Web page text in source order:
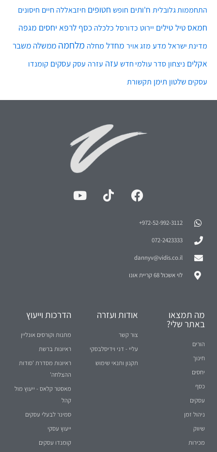
התחממות גלובלית ח'ותים חופש חטופים חיזבאללה חיים חיסונים
חמאס טיל טילים יירוט כדורסל כלכלה כסף לרפא יחסים מגפה
מדינת ישראל מדע מזג אויר מחדל מחלה מלחמה ממשלה משבר
אקלים ניצחון סדר עולמי חדש עזה עזרה עסק עסקים קומנדו
עסקים שלטון תימן תקשורת
972-52-992-3112⁩+
072-2423333
dannyv@vidis.co.il
לוי אשכול 68 קריית אונו
מה תמצאו
באתר שלי?
הורים
חינוך
יחסים
כסף
עסקים
ניהול זמן
שיווק
מכירות
אודות ועזרה
צור קשר
עליי - דני וידיסלבסקי
תקנון ותנאי שימוש
הדרכות וייעוץ
מתנות וקורסים אונליין
ראיונות ברשת
ראיונות מסדרת 'סודות
ההצלחה'
מאסטר קלאס - ייעוץ מול
קהל
סמינר לבעלי עסקים
ייעוץ עסקי
קומנדו עסקים